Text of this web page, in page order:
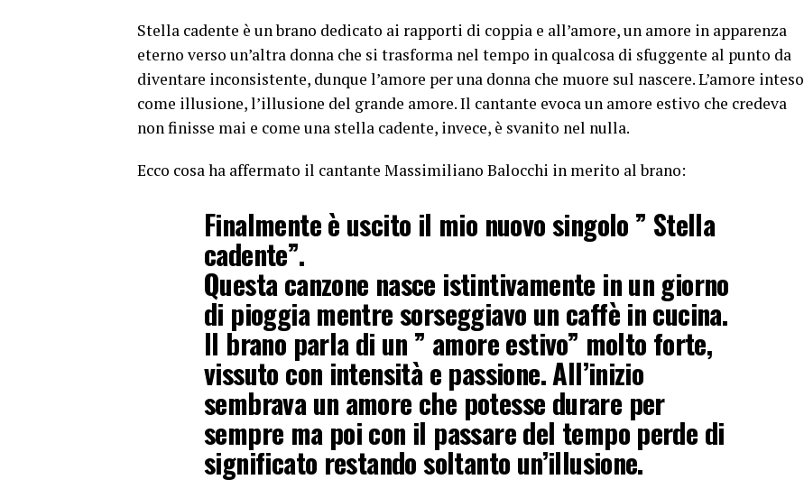
Stella cadente è un brano dedicato ai rapporti di coppia e all’amore, un amore in apparenza
eterno verso un’altra donna che si trasforma nel tempo in qualcosa di sfuggente al punto da
diventare inconsistente, dunque l’amore per una donna che muore sul nascere. L’amore inteso
come illusione, l’illusione del grande amore. Il cantante evoca un amore estivo che credeva
non finisse mai e come una stella cadente, invece, è svanito nel nulla.
Ecco cosa ha affermato il cantante Massimiliano Balocchi in merito al brano:
Finalmente è uscito il mio nuovo singolo ” Stella
cadente”.
Questa canzone nasce istintivamente in un giorno
di pioggia mentre sorseggiavo un caffè in cucina.
Il brano parla di un ” amore estivo” molto forte,
vissuto con intensità e passione. All’inizio
sembrava un amore che potesse durare per
sempre ma poi con il passare del tempo perde di
significato restando soltanto un’illusione.